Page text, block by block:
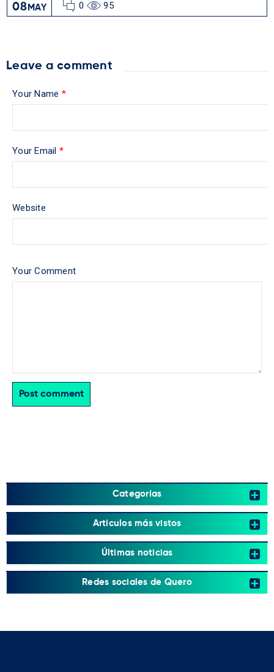
08 MAY 0 95
Leave a comment
Your Name *
Your Email *
Website
Your Comment
Post comment
Categorías
Artículos más vistos
Últimas noticias
Redes sociales de Quero